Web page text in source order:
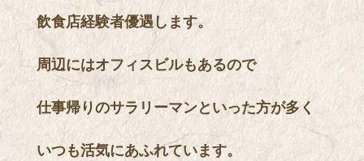
飲食店経験者優遇します。
周辺にはオフィスビルもあるので
仕事帰りのサラリーマンといった方が多く
いつも活気にあふれています。